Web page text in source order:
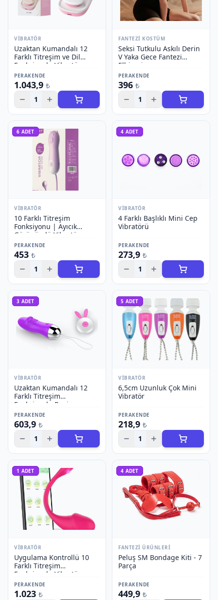
VIBRATÖR
Uzaktan Kumandalı 12
Farklı Titreşim ve Dil
Fonksiyonlu Vibratör
PERAKENDE
1.043,9 ₺
1
FANTEZI KOSTÜM
Seksi Tutkulu Askılı Derin
V Yaka Gece Fantezi
Elbisesi
PERAKENDE
396 ₺
1
6 ADET
VIBRATÖR
10 Farklı Titreşim
Fonksiyonu | Ayıcık
Görünümlü Vibratör
PERAKENDE
453 ₺
1
4 ADET
VIBRATÖR
4 Farklı Başlıklı Mini Cep
Vibratörü
PERAKENDE
273,9 ₺
1
3 ADET
VIBRATÖR
Uzaktan Kumandalı 12
Farklı Titreşim
Fonksiyonlu Penis
Görünümlü Vibratör
PERAKENDE
603,9 ₺
1
5 ADET
VIBRATÖR
6,5cm Uzunluk Çok Mini
Vibratör
PERAKENDE
218,9 ₺
1
1 ADET
VIBRATÖR
Uygulama Kontrollü 10
Farklı Titreşim
Fonksiyonlu Vibratör -
Model 2
PERAKENDE
1.023 ₺
4 ADET
FANTEZI ÜRÜNLERI
Peluş SM Bondage Kiti - 7
Parça
PERAKENDE
449,9 ₺